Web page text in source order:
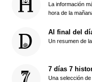
La información
hora de la
Al final del
Un resumen de
7 días 7
Una selección